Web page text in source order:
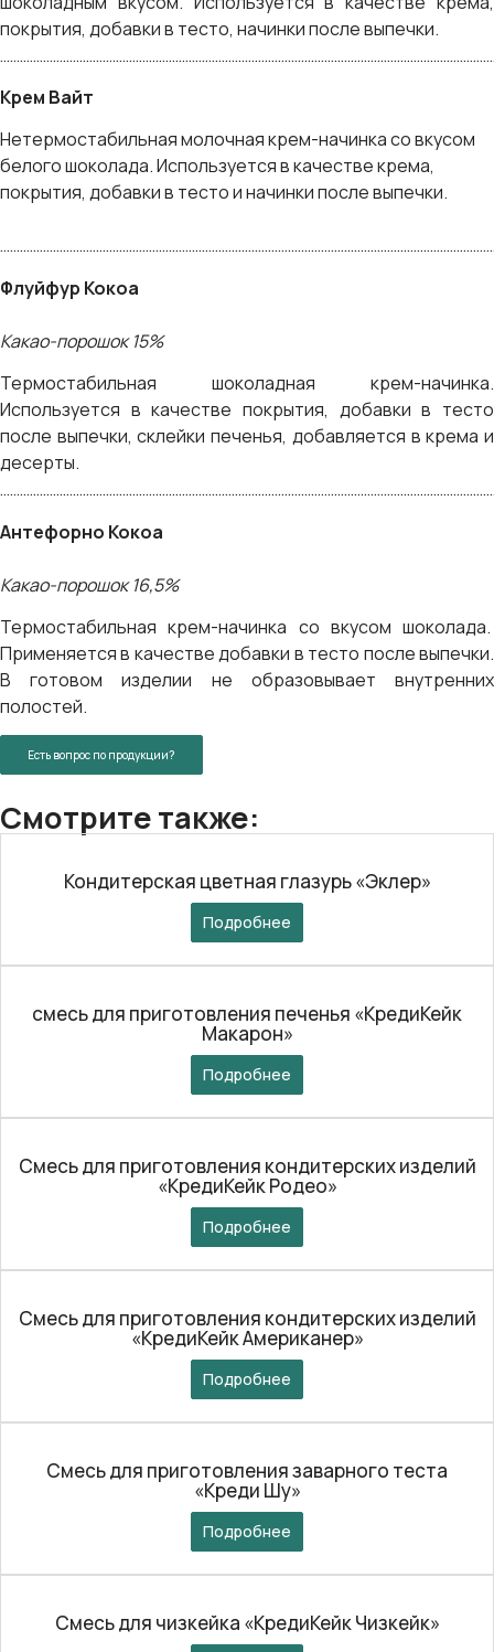
покрытия, добавки в тесто, начинки после выпечки.
Крем Вайт
Нетермостабильная молочная крем-начинка со вкусом
белого шоколада. Используется в качестве крема,
покрытия, добавки в тесто и начинки после выпечки.
Флуйфур Кокоа
Какао-порошок 15%
Термостабильная шоколадная крем-начинка.
Используется в качестве покрытия, добавки в тесто
после выпечки, склейки печенья, добавляется в крема и
десерты.
Антефорно Кокоа
Какао-порошок 16,5%
Термостабильная крем-начинка со вкусом шоколада.
Применяется в качестве добавки в тесто после выпечки.
В готовом изделии не образовывает внутренних
полостей.
Есть вопрос по продукции?
Смотрите также:
Кондитерская цветная глазурь «Эклер»
Подробнее
смесь для приготовления печенья «КредиКейк
Макарон»
Подробнее
Смесь для приготовления кондитерских изделий
«КредиКейк Родео»
Подробнее
Смесь для приготовления кондитерских изделий
«КредиКейк Американер»
Подробнее
Смесь для приготовления заварного теста
«Креди Шу»
Подробнее
Смесь для чизкейка «КредиКейк Чизкейк»